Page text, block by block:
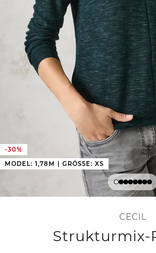
-30%
MODEL: 1,78M | GRÖSSE: XS
CECIL
Strukturmix-